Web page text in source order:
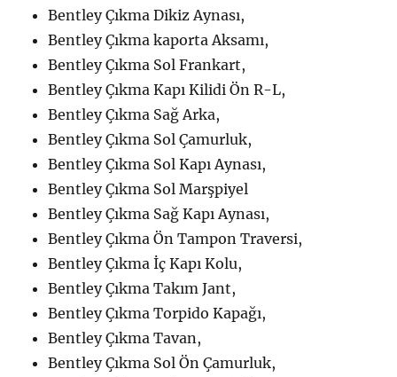
Bentley Çıkma Dikiz Aynası,
Bentley Çıkma kaporta Aksamı,
Bentley Çıkma Sol Frankart,
Bentley Çıkma Kapı Kilidi Ön R-L,
Bentley Çıkma Sağ Arka,
Bentley Çıkma Sol Çamurluk,
Bentley Çıkma Sol Kapı Aynası,
Bentley Çıkma Sol Marşpiyel
Bentley Çıkma Sağ Kapı Aynası,
Bentley Çıkma Ön Tampon Traversi,
Bentley Çıkma İç Kapı Kolu,
Bentley Çıkma Takım Jant,
Bentley Çıkma Torpido Kapağı,
Bentley Çıkma Tavan,
Bentley Çıkma Sol Ön Çamurluk,